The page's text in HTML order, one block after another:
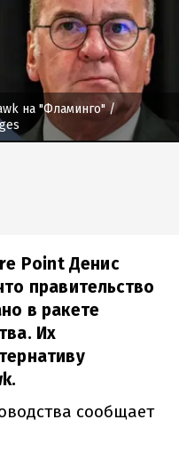
на "Фламинго"/
Point Денис
правительство
в ракете
Их
сообщает